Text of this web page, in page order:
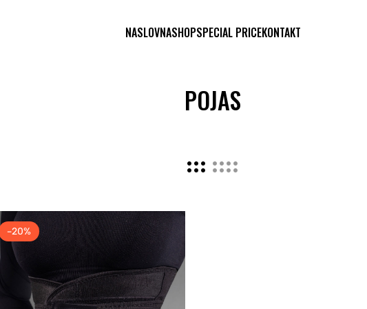
NASLOVNASHOPSPECIAL PRICEKONTAKT
POJAS
-20%